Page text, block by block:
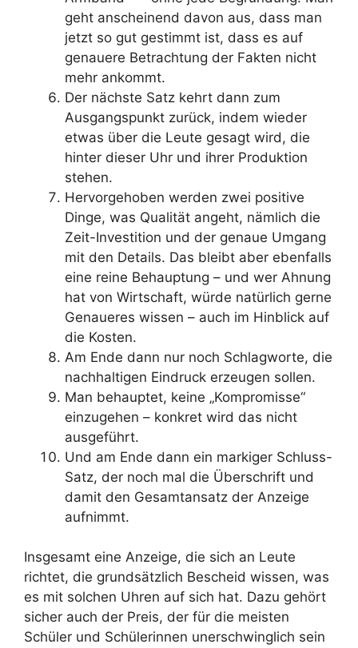
geht anscheinend davon aus, dass man
jetzt so gut gestimmt ist, dass es auf
genauere Betrachtung der Fakten nicht
mehr ankommt.
Der nächste Satz kehrt dann zum
Ausgangspunkt zurück, indem wieder
etwas über die Leute gesagt wird, die
hinter dieser Uhr und ihrer Produktion
stehen.
Hervorgehoben werden zwei positive
Dinge, was Qualität angeht, nämlich die
Zeit-Investition und der genaue Umgang
mit den Details. Das bleibt aber ebenfalls
eine reine Behauptung – und wer Ahnung
hat von Wirtschaft, würde natürlich gerne
Genaueres wissen – auch im Hinblick auf
die Kosten.
Am Ende dann nur noch Schlagworte, die
nachhaltigen Eindruck erzeugen sollen.
Man behauptet, keine „Kompromisse“
einzugehen – konkret wird das nicht
ausgeführt.
Und am Ende dann ein markiger Schluss-
Satz, der noch mal die Überschrift und
damit den Gesamtansatz der Anzeige
aufnimmt.
Insgesamt eine Anzeige, die sich an Leute
richtet, die grundsätzlich Bescheid wissen, was
es mit solchen Uhren auf sich hat. Dazu gehört
sicher auch der Preis, der für die meisten
Schüler und Schülerinnen unerschwinglich sein